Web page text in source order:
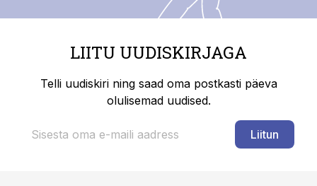
LIITU UUDISKIRJAGA
Telli uudiskiri ning saad oma postkasti päeva
olulisemad uudised.
Liitun